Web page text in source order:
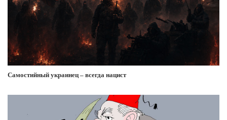
Самостийный украинец – всегда нацист